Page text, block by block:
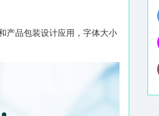
产品包装设计应用，字体大小